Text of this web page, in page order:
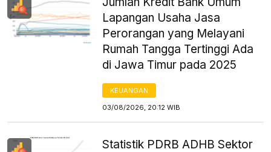
Lapangan Usaha Jasa
Perorangan yang Melayani
Rumah Tangga Tertinggi Ada
di Jawa Timur pada 2025
KEUANGAN
03/08/2026, 20:12 WIB
Statistik PDRB ADHB Sektor